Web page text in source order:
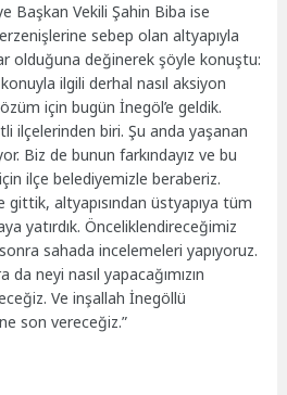
Başkan Vekili Şahin Biba ise
sebep olan altyapıyla
olduğuna değinerek şöyle konuştu:
ilgili derhal nasıl aksiyon
için bugün İnegöl’e geldik.
ilçelerinden biri. Şu anda yaşanan
Biz de bunun farkındayız ve bu
ilçe belediyemizle beraberiz.
altyapısından üstyapıya tüm
yatırdık. Önceliklendireceğimiz
sahada incelemeleri yapıyoruz.
neyi nasıl yapacağımızın
Ve inşallah İnegöllü
son vereceğiz.”